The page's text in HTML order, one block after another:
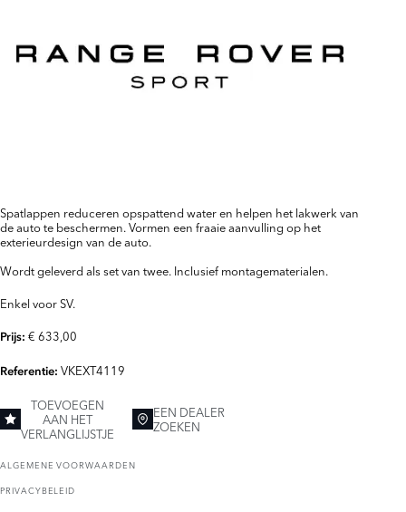
Spatlappen reduceren opspattend water en helpen het lakwerk van
de auto te beschermen. Vormen een fraaie aanvulling op het
exterieurdesign van de auto.
Wordt geleverd als set van twee. Inclusief montagematerialen.
Enkel voor SV.
Prijs: € 633,00
Referentie: VKEXT4119
TOEVOEGEN
AAN HET
VERLANGLIJSTJE
EEN DEALER
ZOEKEN
ALGEMENE VOORWAARDEN
PRIVACYBELEID